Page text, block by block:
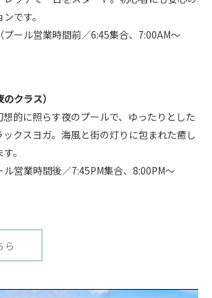
です。
プール営業時間前／6:45集合、7:00AM～
クラス）
的に照らす夜のプールで、ゆったりとした
クスヨガ。海風と街の灯りに包まれた癒し
。
ル営業時間後／7:45PM集合、8:00PM～
ら